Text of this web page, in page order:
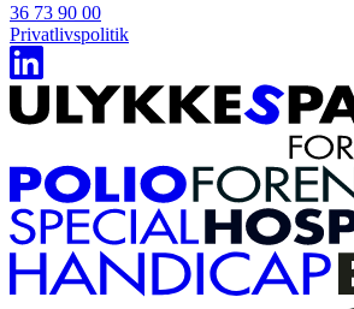
36 73 90 00
Privatlivspolitik